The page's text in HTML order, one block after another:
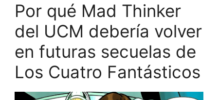
Por qué Mad Thinker
del UCM debería volver
en futuras secuelas de
Los Cuatro Fantásticos